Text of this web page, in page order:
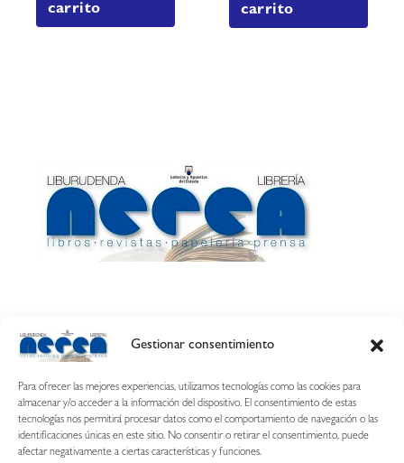
Gestionar consentimiento
Para ofrecer las mejores experiencias, utilizamos tecnologías como las cookies para
almacenar y/o acceder a la información del dispositivo. El consentimiento de estas
tecnologías nos permitirá procesar datos como el comportamiento de navegación o las
identificaciones únicas en este sitio. No consentir o retirar el consentimiento, puede
afectar negativamente a ciertas características y funciones.
carrito
carrito
Calle Esquíroz, 27
687 54 31 70
nerearetamonge@gmail.com